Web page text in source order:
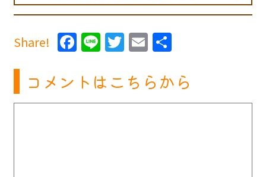
Share! Facebook
LineTwitter
Email
コメントはこちらから